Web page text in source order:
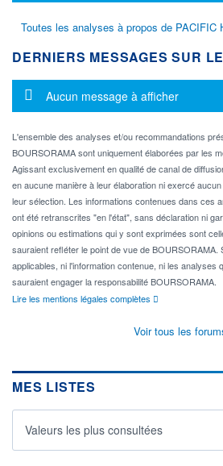
Toutes les analyses à propos de PACIFIC
DERNIERS MESSAGES SUR
Message d'information
Aucun message à afficher
L'ensemble des analyses et/ou recommandations
BOURSORAMA sont uniquement élaborées par les
Agissant exclusivement en qualité de canal de
en aucune manière à leur élaboration ni exercé
leur sélection. Les informations contenues dans ces
ont été retranscrites "en l'état", sans déclaration ni
opinions ou estimations qui y sont exprimées sont
sauraient refléter le point de vue de BOURSORAMA.
applicables, ni l'information contenue, ni les analyses
sauraient engager la responsabilité BOURSORAMA.
Lire les mentions légales complètes
Voir tous les
MES LISTES
Valeurs les plus consultées